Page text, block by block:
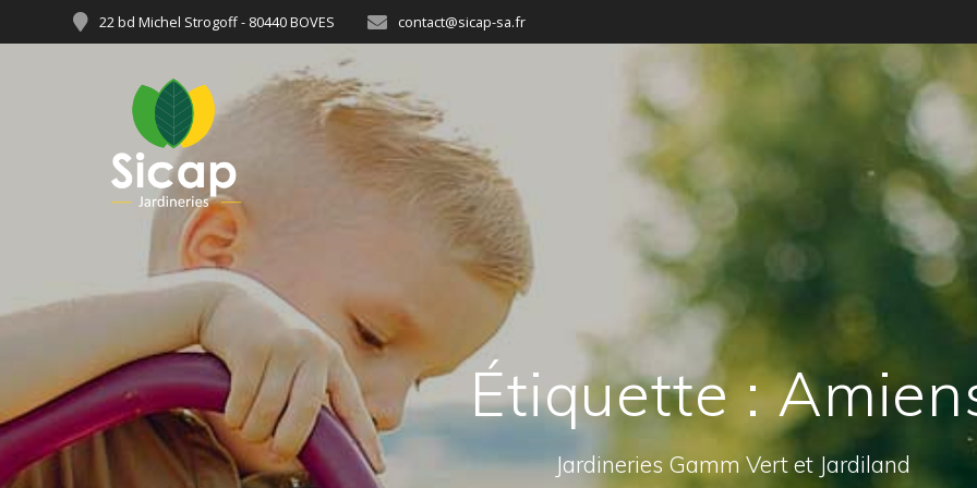
22 bd Michel Strogoff - 80440 BOVES contact@sicap-sa.fr
Étiquette :
Jardineries Gamm Vert et Jardiland